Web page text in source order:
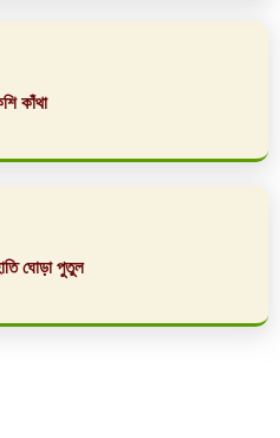
কাঁথা
ঘোড়া পুতুল